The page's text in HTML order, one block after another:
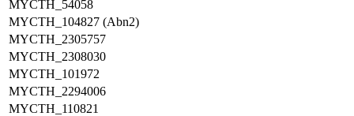
MYCTH_54058
MYCTH_104827 (Abn2)
MYCTH_2305757
MYCTH_2308030
MYCTH_101972
MYCTH_2294006
MYCTH_110821